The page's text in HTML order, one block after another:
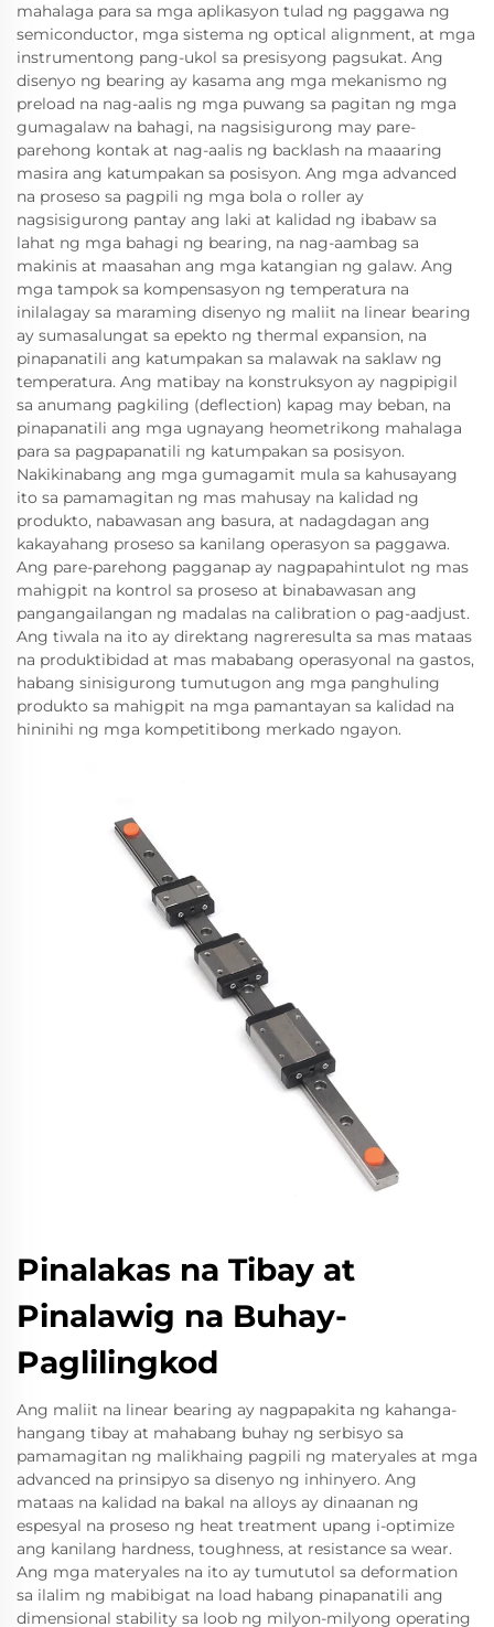
mahalaga para sa mga aplikasyon tulad ng paggawa ng
semiconductor, mga sistema ng optical alignment, at mga
instrumentong pang-ukol sa presisyong pagsukat. Ang
disenyo ng bearing ay kasama ang mga mekanismo ng
preload na nag-aalis ng mga puwang sa pagitan ng mga
gumagalaw na bahagi, na nagsisigurong may pare-
parehong kontak at nag-aalis ng backlash na maaaring
masira ang katumpakan sa posisyon. Ang mga advanced
na proseso sa pagpili ng mga bola o roller ay
nagsisigurong pantay ang laki at kalidad ng ibabaw sa
lahat ng mga bahagi ng bearing, na nag-aambag sa
makinis at maasahan ang mga katangian ng galaw. Ang
mga tampok sa kompensasyon ng temperatura na
inilalagay sa maraming disenyo ng maliit na linear bearing
ay sumasalungat sa epekto ng thermal expansion, na
pinapanatili ang katumpakan sa malawak na saklaw ng
temperatura. Ang matibay na konstruksyon ay nagpipigil
sa anumang pagkiling (deflection) kapag may beban, na
pinapanatili ang mga ugnayang heometrikong mahalaga
para sa pagpapanatili ng katumpakan sa posisyon.
Nakikinabang ang mga gumagamit mula sa kahusayang
ito sa pamamagitan ng mas mahusay na kalidad ng
produkto, nabawasan ang basura, at nadagdagan ang
kakayahang proseso sa kanilang operasyon sa paggawa.
Ang pare-parehong pagganap ay nagpapahintulot ng mas
mahigpit na kontrol sa proseso at binabawasan ang
pangangailangan ng madalas na calibration o pag-aadjust.
Ang tiwala na ito ay direktang nagreresulta sa mas mataas
na produktibidad at mas mababang operasyonal na gastos,
habang sinisigurong tumutugon ang mga panghuling
produkto sa mahigpit na mga pamantayan sa kalidad na
hininihi ng mga kompetitibong merkado ngayon.
Pinalakas na Tibay at
Pinalawig na Buhay-
Paglilingkod
Ang maliit na linear bearing ay nagpapakita ng kahanga-
hangang tibay at mahabang buhay ng serbisyo sa
pamamagitan ng malikhaing pagpili ng materyales at mga
advanced na prinsipyo sa disenyo ng inhinyero. Ang
mataas na kalidad na bakal na alloys ay dinaanan ng
espesyal na proseso ng heat treatment upang i-optimize
ang kanilang hardness, toughness, at resistance sa wear.
Ang mga materyales na ito ay tumututol sa deformation
sa ilalim ng mabibigat na load habang pinapanatili ang
dimensional stability sa loob ng milyon-milyong operating